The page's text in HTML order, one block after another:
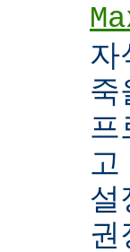
자
죽
프
설
권